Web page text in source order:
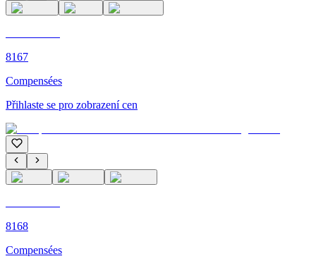
8167
Compensées
Přihlaste se pro zobrazení cen
8168
Compensées